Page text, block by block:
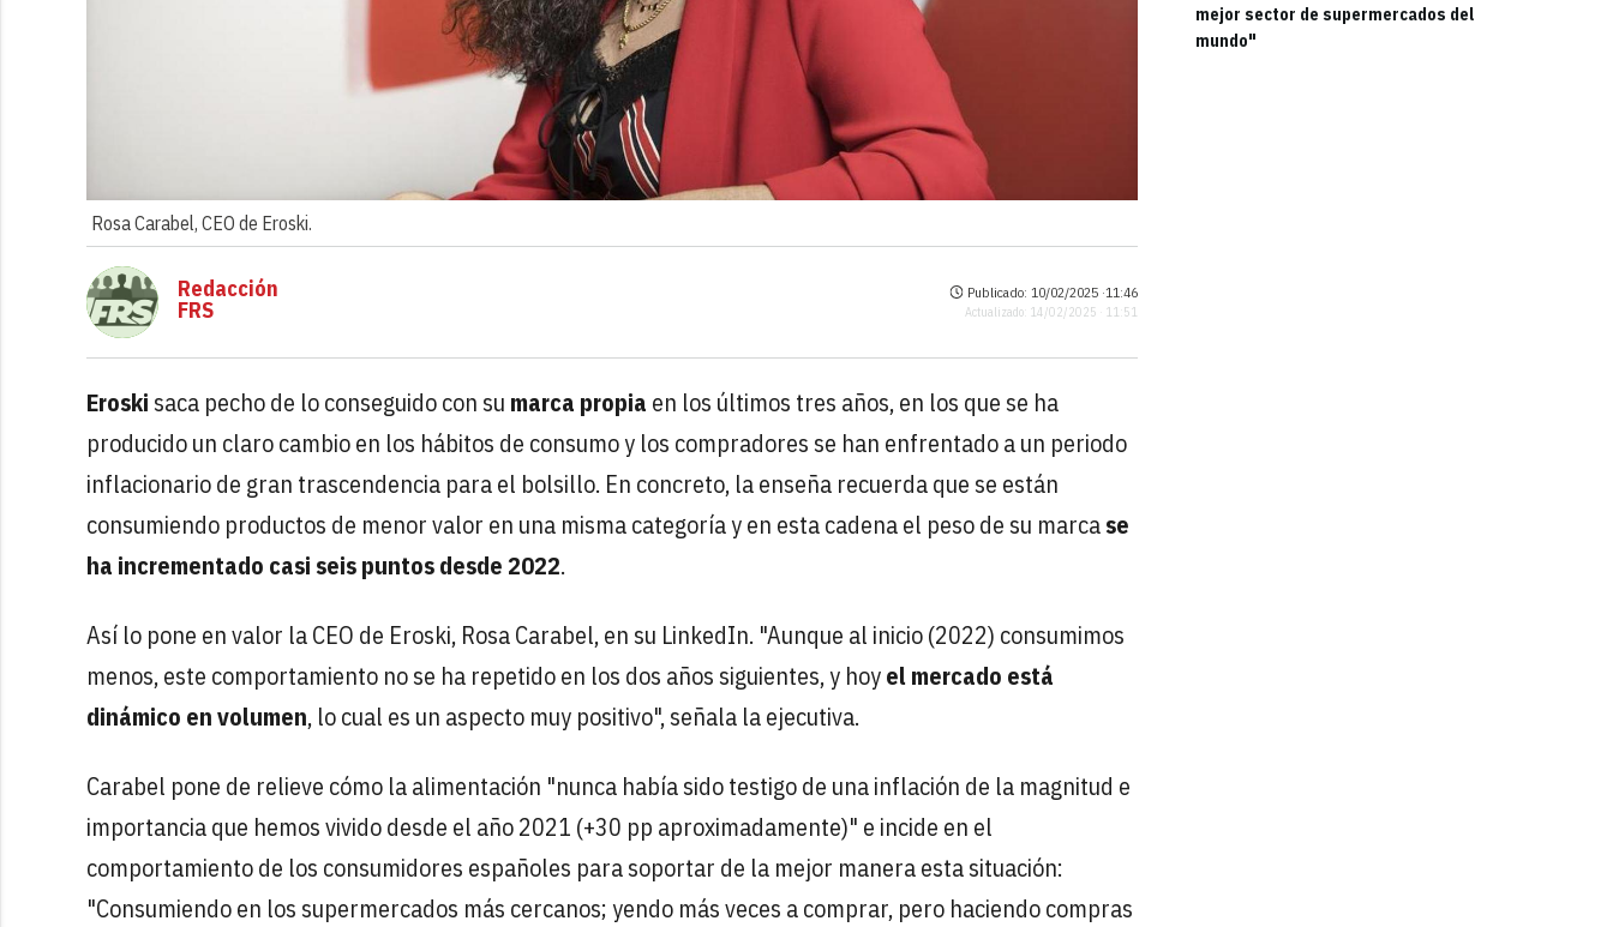
Rosa Carabel, CEO de Eroski.
mejor sector de supermercados del
mundo"
Redacción
FRS
Publicado: 10/02/2025 ·11:46
Actualizado: 14/02/2025 · 11:51
Eroski saca pecho de lo conseguido con su marca propia en los últimos tres años, en los que se ha
producido un claro cambio en los hábitos de consumo y los compradores se han enfrentado a un periodo
inflacionario de gran trascendencia para el bolsillo. En concreto, la enseña recuerda que se están
consumiendo productos de menor valor en una misma categoría y en esta cadena el peso de su marcase
ha incrementado casi seis puntos desde 2022.
Así lo pone en valor la CEO de Eroski, Rosa Carabel, en su LinkedIn. "Aunque al inicio (2022) consumimos
menos, este comportamiento no se ha repetido en los dos años siguientes, y hoyel mercado está
dinámico en volumen, lo cual es un aspecto muy positivo", señala la ejecutiva.
Carabel pone de relieve cómo la alimentación "nunca había sido testigo de una inflación de la magnitud e
importancia que hemos vivido desde el año 2021 (+30 pp aproximadamente)" e incide en el
comportamiento de los consumidores españoles para soportar de la mejor manera esta situación:
"Consumiendo en los supermercados más cercanos; yendo más veces a comprar, pero haciendo compras